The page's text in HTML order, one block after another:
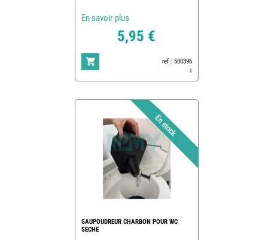
En savoir plus
5,95 €
ref : 500396
2
SAUPOUDREUR CHARBON POUR WC
SECHE